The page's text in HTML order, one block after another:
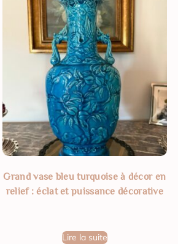
Grand vase bleu turquoise à décor en
relief : éclat et puissance décorative
Lire la suite